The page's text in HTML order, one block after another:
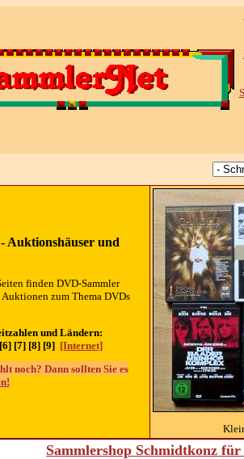
Auktionshäuser und
finden DVD-Sammler
zum Thema DVDs
und Ländern:
[7] [8] [9] [Internet]
noch? Dann sollten Sie es
Sammlershop Schmidtkonz